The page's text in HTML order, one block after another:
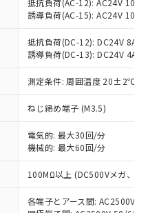
抵抗負荷(AC-12): AC24V 10A/
誘導負荷(AC-15): AC24V
抵抗負荷(DC-12): DC24V 8A/
誘導負荷(DC-13): DC24V 4A/
測定条件: 周囲温度 20±2℃、
ねじ締め端子 (M3.5)
電気的: 最大30回/分
機械的: 最大60回/分
100MΩ以上 (DC500Vメガ、点
各端子とアース間: AC2500V
だき、同意のうえ
制御機器事業取扱
および標準価格
いただくもので
扱商品の中には、
となる商品もある
い。
価格照会結果は、
時点での社内デー
るものであり、閲
合があることをご
、対応品を出す予
指令（10物質）の
中または確認中の
など無形物で、有
商品です。
非含有部品として
明した場合などや
あります。
1000ppm以下、 カド
下、ポリ臭化ビフェニル
有率が中国RoHSの
示します。
率が中国RoHSの
を示します。
社販売部門へお問
製品のうち、外国
法に定める商品
」という）を輸出
する場合は、日本
または役務取引許
の必要な手続きを